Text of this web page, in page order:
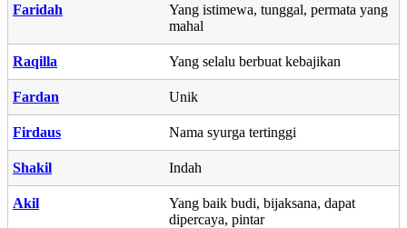
Faridah
Yang istimewa, tunggal, permata yang
mahal
Raqilla Yang selalu berbuat kebajikan
Fardan Unik
Firdaus Nama syurga tertinggi
Shakil Indah
Akil
Yang baik budi, bijaksana, dapat
dipercaya, pintar